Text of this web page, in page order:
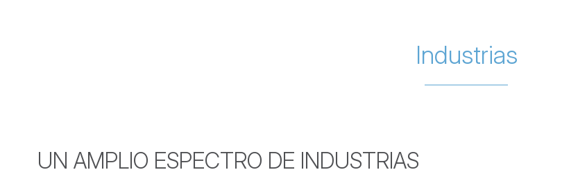
Industrias
UN AMPLIO ESPECTRO DE INDUSTRIAS